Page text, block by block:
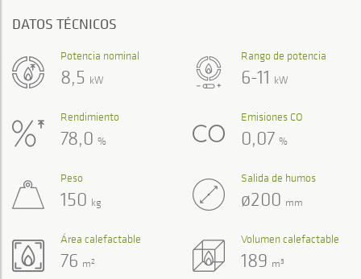
DATOS TÉCNICOS
Rango de potencia
6-11 kW
Potencia nominal
8,5 kW
Rendimiento
78,0 %
Emisiones CO
0,07 %
Volumen calefactable
189 m3
Área calefactable
76 m2
Peso
150 kg
Salida de humos
ø200 mm